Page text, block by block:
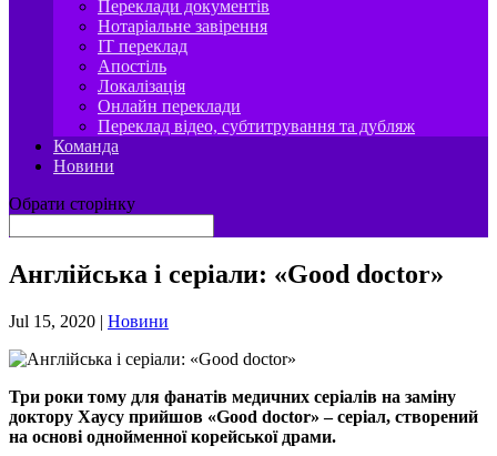
Переклади документів
Нотаріальне завірення
IT переклад
Апостіль
Локалізація
Онлайн переклади
Переклад відео, субтитрування та дубляж
Команда
Новини
Обрати сторінку
Англійська і серіали: «Good doctor»
Jul 15, 2020 | Новини
Три роки тому для фанатів медичних серіалів на заміну
доктору Хаусу прийшов «Good doctor» – серіал, створений
на основі однойменної корейської драми.